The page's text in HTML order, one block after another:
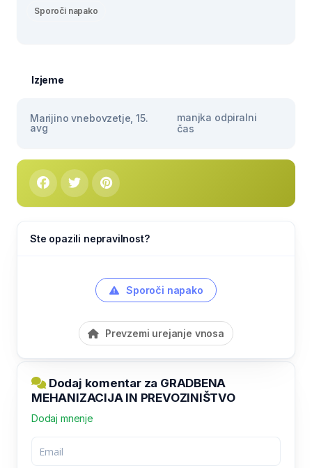
Sporoči napako
Izjeme
Marijino vnebovzetje, 15.
avg
manjka odpiralni
čas
Ste opazili nepravilnost?
Sporoči napako
Prevzemi urejanje vnosa
Dodaj komentar za GRADBENA
MEHANIZACIJA IN PREVOZINIŠTVO
Dodaj mnenje